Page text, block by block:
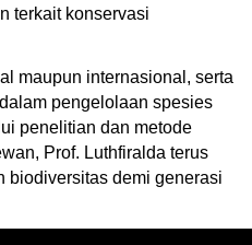
terkait konservasi
maupun internasional, serta
pengelolaan spesies
penelitian dan metode
Prof. Luthfiralda terus
biodiversitas demi generasi